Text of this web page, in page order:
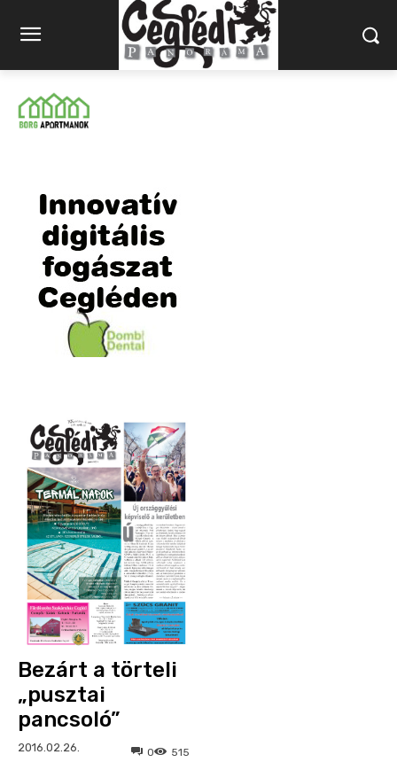
Bezárt a törteli
„pusztai
pancsoló”
2016.02.26. 515
0